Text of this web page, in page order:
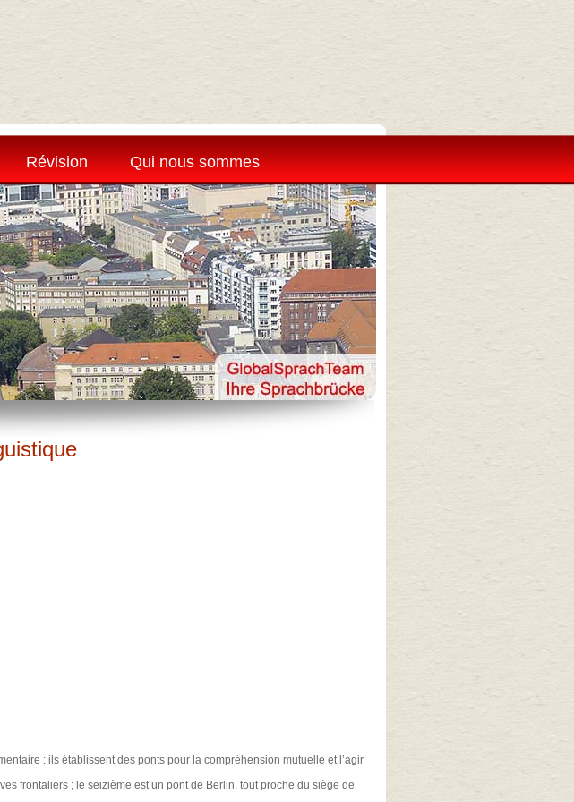
Révision Qui nous sommes
: ils établissent des ponts pour la compréhension mutuelle et l’agir
frontaliers ; le seizième est un pont de Berlin, tout proche du siège de